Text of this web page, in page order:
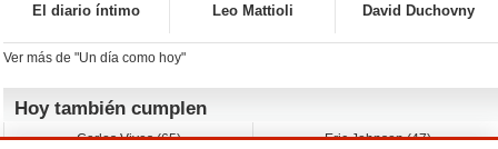
El diario íntimo
Leo Mattioli
David Duchovny
Ver más de "Un día como hoy"
Hoy también cumplen
Carlos Vives (65)
Eric Johnson (47)